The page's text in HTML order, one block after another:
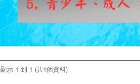
顯示 1 到 1 (共1個資料)